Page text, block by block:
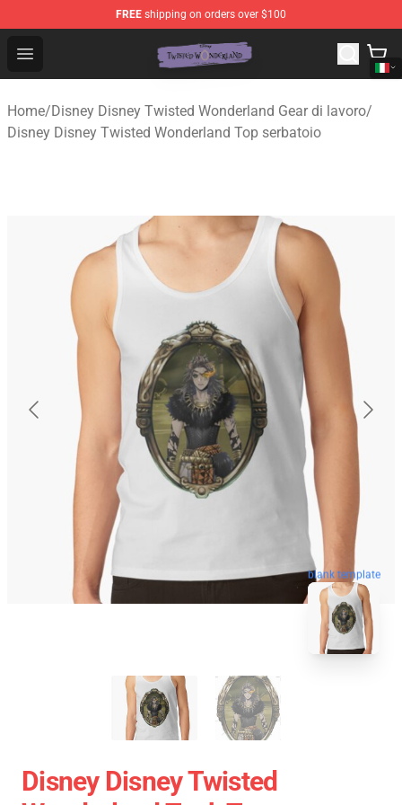
FREE shipping on orders over $100
Open menu
Twisted Wonderland Store - Official Twisted
Home/Disney Disney Twisted Wonderland Gear di lavoro/
Disney Disney Twisted Wonderland Top serbatoio
blank template
Disney Disney Twisted